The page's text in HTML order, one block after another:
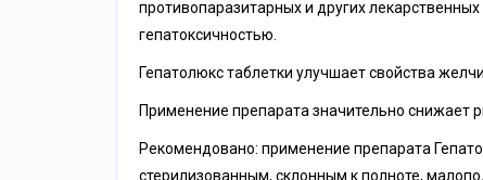
противопаразитарных и других
гепатоксичностью.
Гепатолюкс таблетки улучшает свойства
Применение препарата значительно снижает
Рекомендовано: применение препарата
стерилизованным, склонным к полноте,